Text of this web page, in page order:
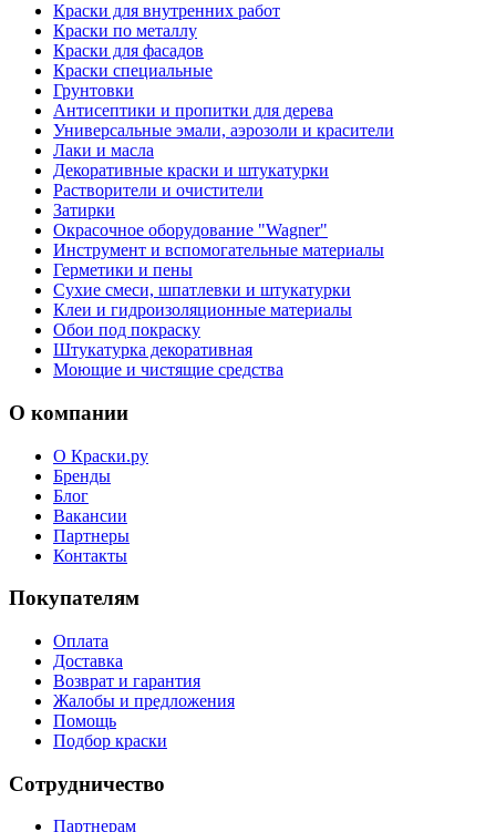
Краски для внутренних работ
Краски по металлу
Краски для фасадов
Краски специальные
Грунтовки
Антисептики и пропитки для дерева
Универсальные эмали, аэрозоли и красители
Лаки и масла
Декоративные краски и штукатурки
Растворители и очистители
Затирки
Окрасочное оборудование "Wagner"
Инструмент и вспомогательные материалы
Герметики и пены
Сухие смеси, шпатлевки и штукатурки
Клеи и гидроизоляционные материалы
Обои под покраску
Штукатурка декоративная
Моющие и чистящие средства
О компании
О Краски.ру
Бренды
Блог
Вакансии
Партнеры
Контакты
Покупателям
Оплата
Доставка
Возврат и гарантия
Жалобы и предложения
Помощь
Подбор краски
Сотрудничество
Партнерам